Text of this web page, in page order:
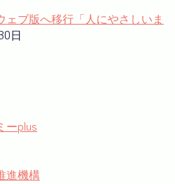
ェブ版へ移行「人にやさしいま
日
ーplus
進機構